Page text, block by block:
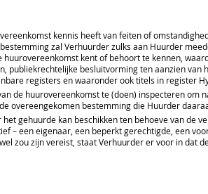
kennis heeft van feiten of
zal Verhuurder zulks aan Huurder
kent of behoort te kennen,
publiekrechtelijke besluitvorming ten aanzien van
registers en waaronder ook titels in register
de huurovereenkomst te (doen) inspecteren om
overeengekomen bestemming die Huurder
gehuurde kan beschikken ten behoeve van de
– een eigenaar, een beperkt gerechtigde, een
zou zijn vereist, staat Verhuurder er voor in dat